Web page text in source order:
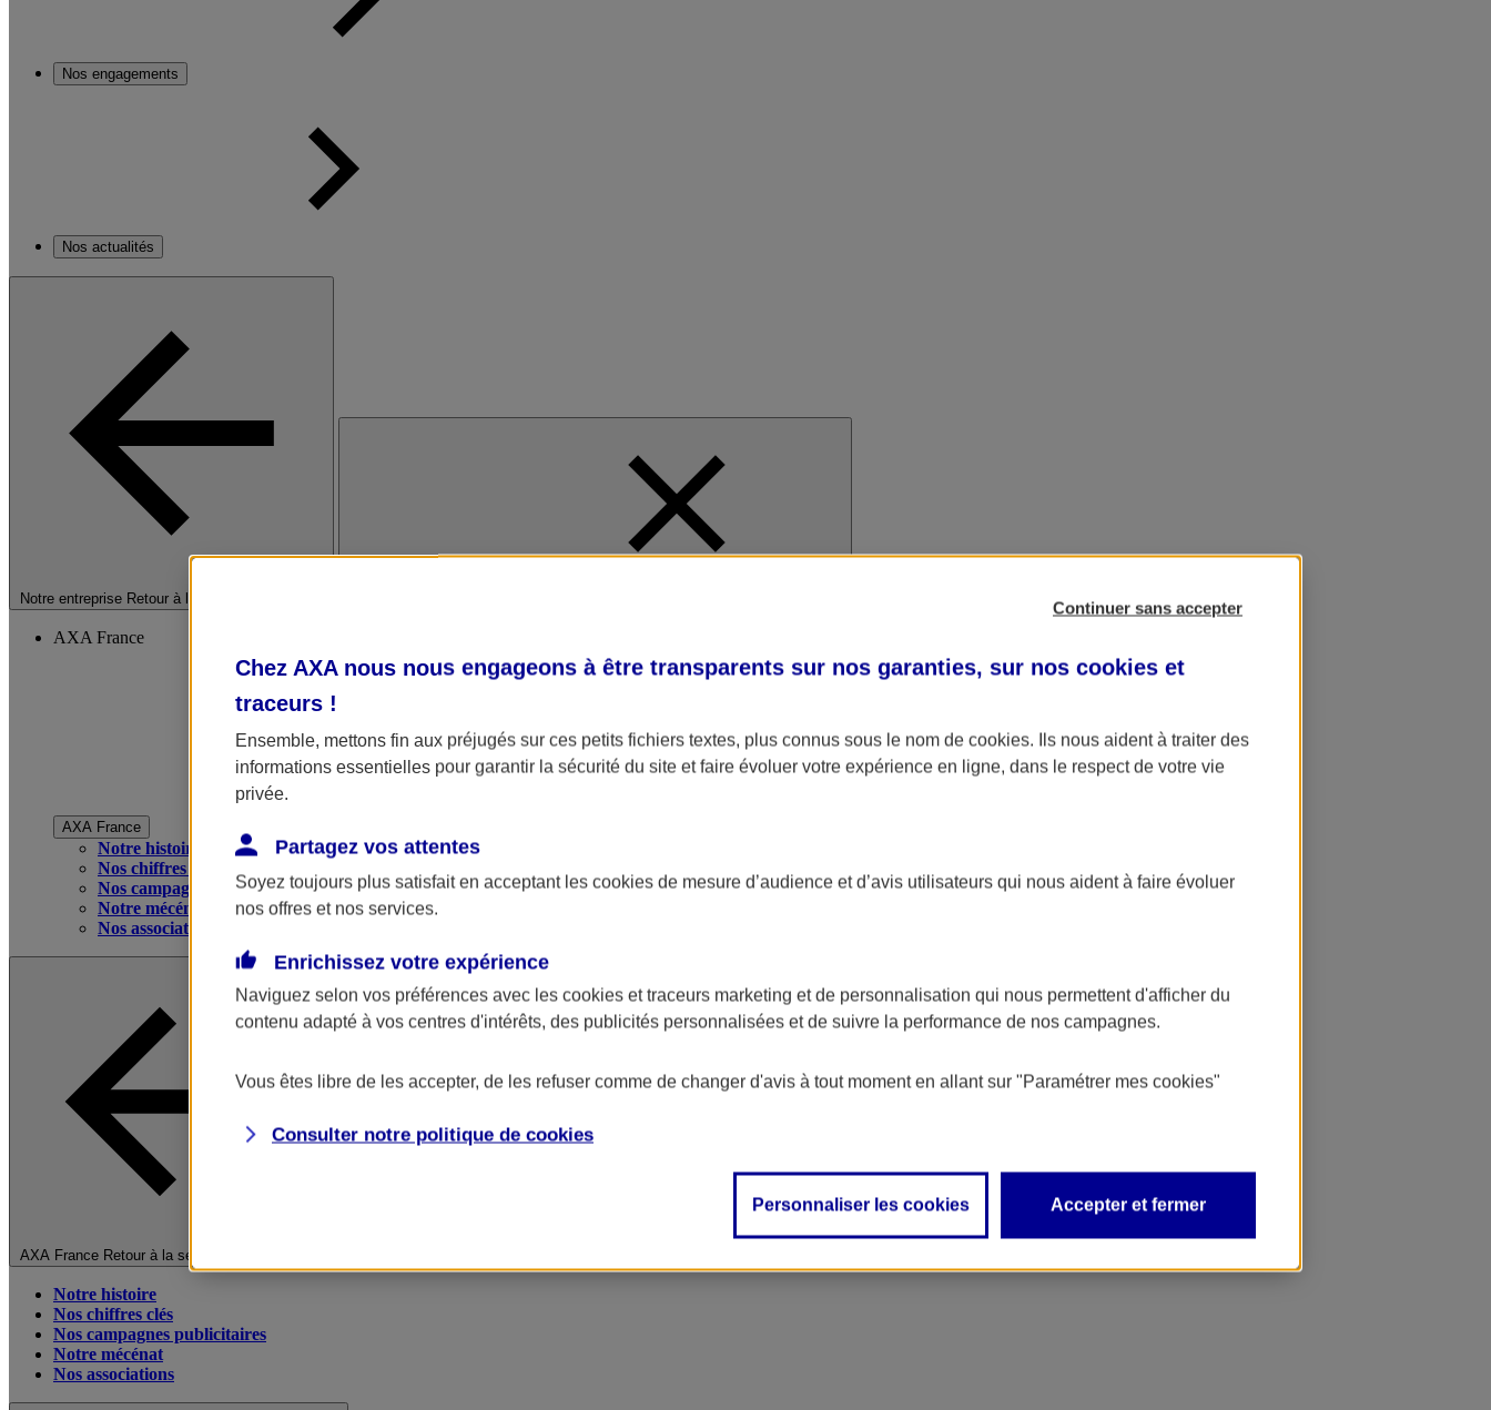
Nos engagements
Nos actualités
Notre entreprise Retour à la section précédente
AXA France
AXA France
Notre histoire
Nos chiffres clés
Nos campagnes publicitaires
Notre mécénat
Nos associations
AXA France Retour à la section précédente
Notre histoire
Nos chiffres clés
Nos campagnes publicitaires
Notre mécénat
Nos associations
Continuer sans accepter
Chez AXA nous nous engageons à être transparents sur nos garanties, sur nos cookies et
traceurs !
Ensemble, mettons fin aux préjugés sur ces petits fichiers textes, plus connus sous le nom de cookies. Ils nous aident à traiter des
informations essentielles pour garantir la sécurité du site et faire évoluer votre expérience en ligne, dans le respect de votre vie
privée.
Partagez vos attentes
Soyez toujours plus satisfait en acceptant les cookies de mesure d’audience et d’avis utilisateurs qui nous aident à faire évoluer
nos offres et nos services.
Enrichissez votre expérience
Naviguez selon vos préférences avec les cookies et traceurs marketing et de personnalisation qui nous permettent d'afficher du
contenu adapté à vos centres d'intérêts, des publicités personnalisées et de suivre la performance de nos campagnes.
Vous êtes libre de les accepter, de les refuser comme de changer d'avis à tout moment en allant sur "Paramétrer mes cookies"
Consulter notre politique de cookies
Personnaliser les cookies Accepter et fermer